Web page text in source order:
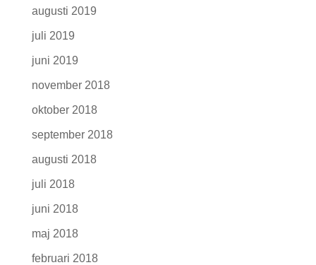
augusti 2019
juli 2019
juni 2019
november 2018
oktober 2018
september 2018
augusti 2018
juli 2018
juni 2018
maj 2018
februari 2018